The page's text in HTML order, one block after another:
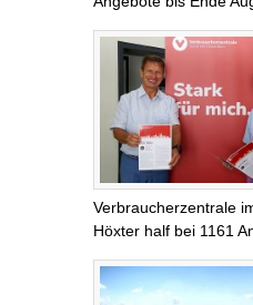
Verbraucherzentrale
Höxter half bei 1161